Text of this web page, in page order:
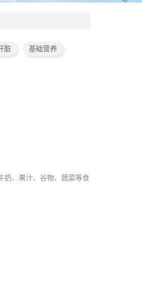
脏 基础营养
奶、果汁、谷物、蔬菜等食